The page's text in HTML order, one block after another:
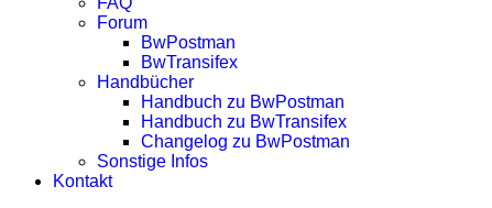
Forum
BwPostman
BwTransifex
Handbücher
Handbuch zu BwPostman
Handbuch zu BwTransifex
Changelog zu BwPostman
Sonstige Infos
Kontakt